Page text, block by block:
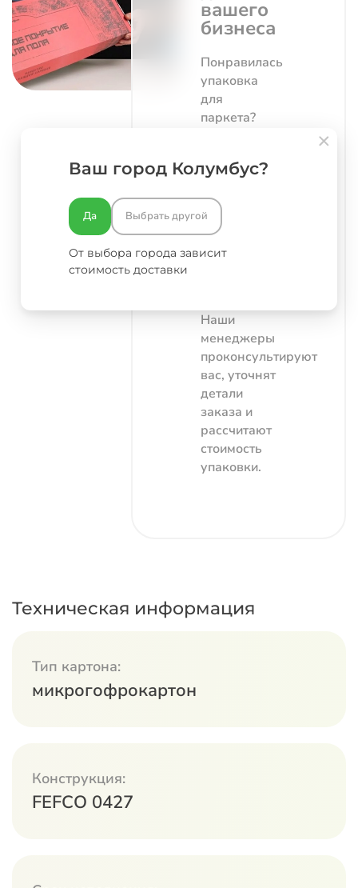
вашего
бизнеса
Понравилась
упаковка
для
паркета?
такую же
. Заполните
форму
ниже или
Наши
менеджеры
проконсультируют
вас, уточнят
детали
заказа и
рассчитают
стоимость
упаковки.
Техническая информация
Тип картона:
микрогофрокартон
Конструкция:
FEFCO 0427
Ваш город Колумбус?
Да Выбрать другой
От выбора города зависит
стоимость доставки